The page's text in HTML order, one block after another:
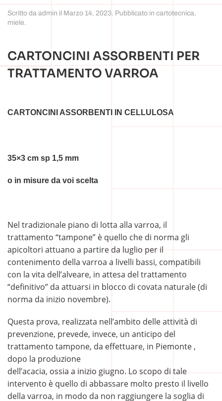
Scritto da admin il Marzo 14, 2023. Pubblicato in cartotecnica,
miele.
CARTONCINI ASSORBENTI PER
TRATTAMENTO VARROA
CARTONCINI ASSORBENTI IN CELLULOSA
35×3 cm sp 1,5 mm
o in misure da voi scelta
Nel tradizionale piano di lotta alla varroa, il
trattamento “tampone” è quello che di norma gli
apicoltori attuano a partire da luglio per il
contenimento della varroa a livelli bassi, compatibili
con la vita dell’alveare, in attesa del trattamento
“definitivo” da attuarsi in blocco di covata naturale (di
norma da inizio novembre).
Questa prova, realizzata nell’ambito delle attività di
prevenzione, prevede, invece, un anticipo del
trattamento tampone, da effettuare, in Piemonte ,
dopo la produzione
dell’acacia, ossia a inizio giugno. Lo scopo di tale
intervento è quello di abbassare molto presto il livello
della varroa, in modo da non raggiungere la soglia di